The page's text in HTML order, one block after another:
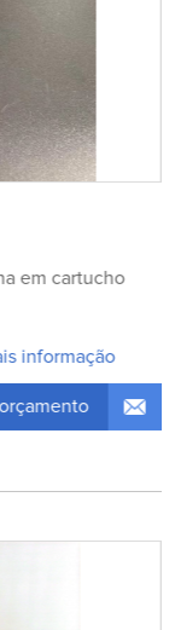
em cartucho
informação